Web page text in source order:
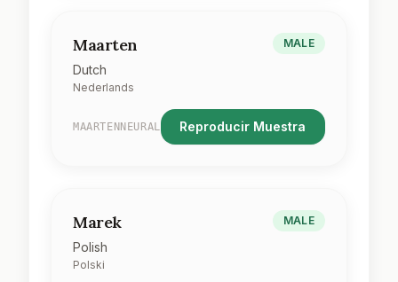
Maarten
Dutch
Nederlands
MALE
MAARTENNEURAL Reproducir Muestra
Marek
Polish
Polski
MALE